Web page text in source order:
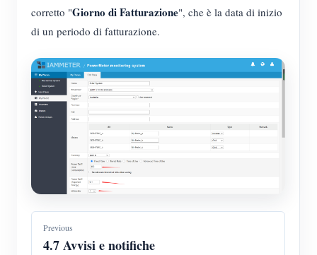
corretto "Giorno di Fatturazione", che è la data di inizio
di un periodo di fatturazione.
Previous
4.7 Avvisi e notifiche